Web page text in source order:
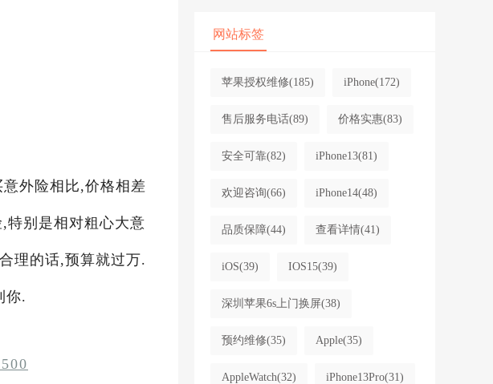
外险相比,价格相差
特别是相对粗心大意
理的话,预算就过万.
你.
网站标签
苹果授权维修(185) iPhone(172)
售后服务电话(89) 价格实惠(83)
安全可靠(82) iPhone13(81)
欢迎咨询(66) iPhone14(48)
品质保障(44) 查看详情(41)
iOS(39) IOS15(39)
深圳苹果6s上门换屏(38)
预约维修(35) Apple(35)
AppleWatch(32) iPhone13Pro(31)